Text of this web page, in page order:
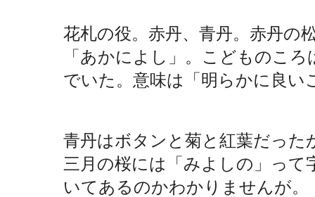
花札の役。赤丹、青丹。赤丹の
「あかによし」。こどものこ
でいた。意味は「明らかに良い
青丹はボタンと菊と紅葉だった
三月の桜には「みよしの」って
いてあるのかわかりませんが。